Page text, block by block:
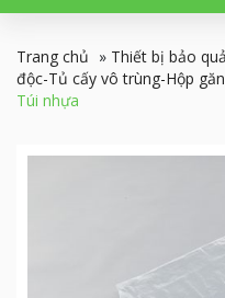
Trang chủ » Thiết bị bảo
độc-Tủ cấy vô trùng-Hộp
Túi nhựa